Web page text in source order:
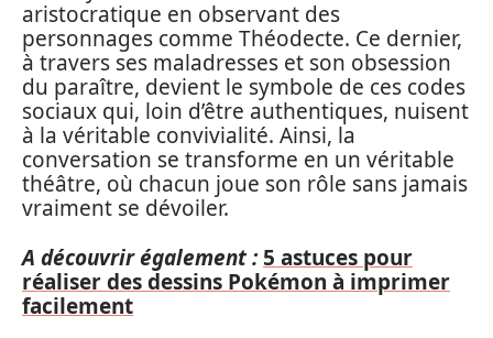
aristocratique en observant des
personnages comme Théodecte. Ce dernier,
à travers ses maladresses et son obsession
du paraître, devient le symbole de ces codes
sociaux qui, loin d’être authentiques, nuisent
à la véritable convivialité. Ainsi, la
conversation se transforme en un véritable
théâtre, où chacun joue son rôle sans jamais
vraiment se dévoiler.
A découvrir également : 5 astuces pour
réaliser des dessins Pokémon à imprimer
facilement